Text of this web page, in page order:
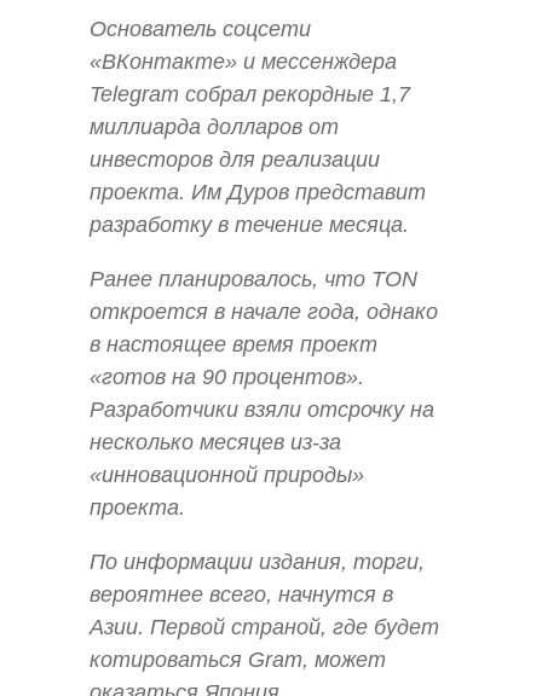
Основатель соцсети
«ВКонтакте» и мессенждера
Telegram собрал рекордные 1,7
миллиарда долларов от
инвесторов для реализации
проекта. Им Дуров представит
разработку в течение месяца.
Ранее планировалось, что TON
откроется в начале года, однако
в настоящее время проект
«готов на 90 процентов».
Разработчики взяли отсрочку на
несколько месяцев из-за
«инновационной природы»
проекта.
По информации издания, торги,
вероятнее всего, начнутся в
Азии. Первой страной, где будет
котироваться Gram, может